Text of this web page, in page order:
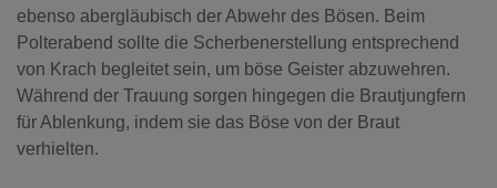
ebenso abergläubisch der Abwehr des Bösen. Beim
Polterabend sollte die Scherbenerstellung entsprechend
von Krach begleitet sein, um böse Geister abzuwehren.
Während der Trauung sorgen hingegen die Brautjungfern
für Ablenkung, indem sie das Böse von der Braut
verhielten.